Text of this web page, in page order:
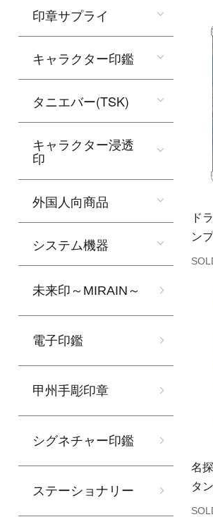
ド
ンプ
名
タ
印章サプライ
キャラクター印鑑
タニエバー(TSK)
キャラクター浸透
印
外国人向商品
システム機器
未来印～MIRAIN～
電子印鑑
甲州手彫印章
シグネチャー印鑑
ステーショナリー